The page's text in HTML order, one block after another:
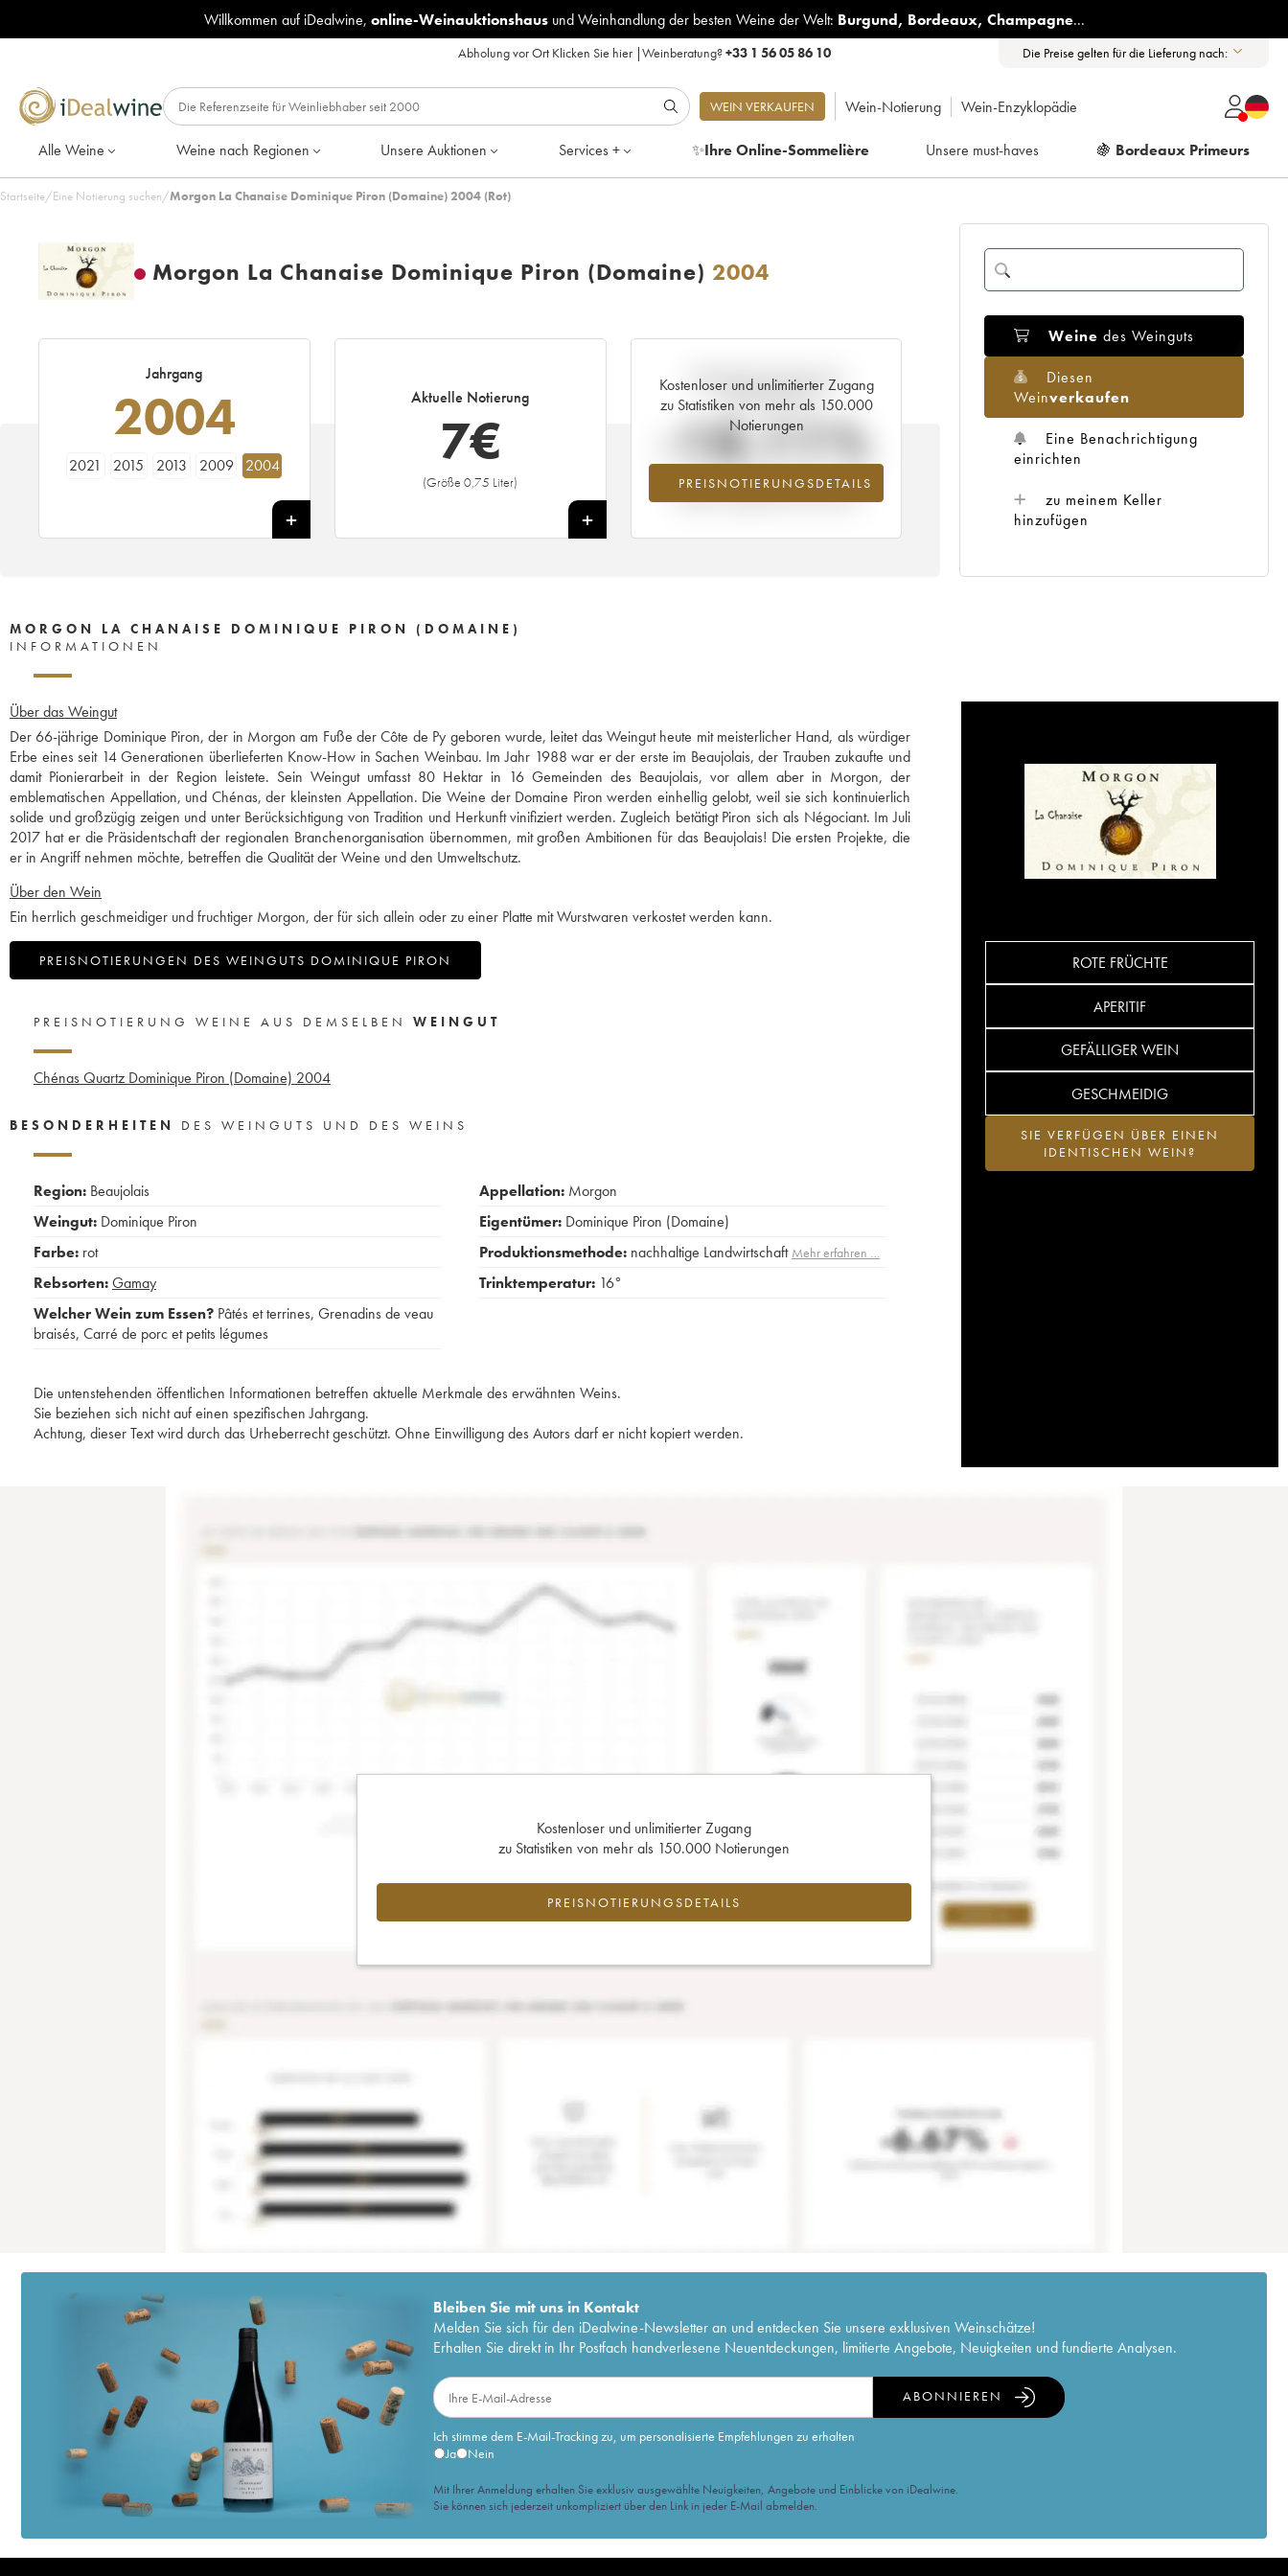
Willkommen auf iDealwine, online-Weinauktionshausund Weinhandlung der besten Weine der Welt: Burgund, Bordeaux, Champagne...
Abholung vor Ort Klicken Sie hier|Weinberatung?+33 1 56 05 86 10 Die Preise gelten für die Lieferung nach:
WEIN VERKAUFEN Wein-Notierung Wein-Enzyklopädie
Alle Weine Weine nach Regionen Unsere Auktionen Services + ✨Ihre Online-Sommelière Unsere must-haves 🍇 Bordeaux Primeurs
Startseite/Eine Notierung suchen/Morgon La Chanaise Dominique Piron (Domaine) 2004 (Rot)
Morgon La Chanaise Dominique Piron (Domaine) 2004
Jahrgang
2004
2021 2015 2013 2009 2004
Aktuelle Notierung
7€
(Größe 0,75 Liter)
+
Kostenloser und unlimitierter Zugang
zu Statistiken von mehr als 150.000
Notierungen
PREISNOTIERUNGSDETAILS
Aktuelle Entwicklung der
Preisnotierung
-18.11%
Preisabfall des Jahrgangs 2004 im Jahr
2026 im Vergleich zum Jahr 2025
Weine des Weinguts
Diesen
Weinverkaufen
Eine Benachrichtigung
einrichten
zu meinem Keller
hinzufügen
MORGON LA CHANAISE DOMINIQUE PIRON (DOMAINE)
INFORMATIONEN
Über das Weingut
Der 66-jährige Dominique Piron, der in Morgon am Fuße der Côte de Py geboren wurde, leitet das Weingut heute mit meisterlicher Hand, als würdiger
Erbe eines seit 14 Generationen überlieferten Know-How in Sachen Weinbau. Im Jahr 1988 war er der erste im Beaujolais, der Trauben zukaufte und
damit Pionierarbeit in der Region leistete. Sein Weingut umfasst 80 Hektar in 16 Gemeinden des Beaujolais, vor allem aber in Morgon, der
emblematischen Appellation, und Chénas, der kleinsten Appellation. Die Weine der Domaine Piron werden einhellig gelobt, weil sie sich kontinuierlich
solide und großzügig zeigen und unter Berücksichtigung von Tradition und Herkunft vinifiziert werden. Zugleich betätigt Piron sich als Négociant. Im Juli
2017 hat er die Präsidentschaft der regionalen Branchenorganisation übernommen, mit großen Ambitionen für das Beaujolais! Die ersten Projekte, die
er in Angriff nehmen möchte, betreffen die Qualität der Weine und den Umweltschutz.
Über den Wein
Ein herrlich geschmeidiger und fruchtiger Morgon, der für sich allein oder zu einer Platte mit Wurstwaren verkostet werden kann.
PREISNOTIERUNGEN DES WEINGUTS DOMINIQUE PIRON ROTE FRÜCHTE
APERITIF
GEFÄLLIGER WEIN
GESCHMEIDIG
SIE VERFÜGEN ÜBER EINEN
IDENTISCHEN WEIN?
PREISNOTIERUNG WEINE AUS DEMSELBEN WEINGUT
Chénas Quartz Dominique Piron (Domaine) 2004
BESONDERHEITEN DES WEINGUTS UND DES WEINS
Region: Beaujolais
Weingut: Dominique Piron
Farbe: rot
Rebsorten:Gamay
Welcher Wein zum Essen? Pâtés et terrines, Grenadins de veau
braisés, Carré de porc et petits légumes
Appellation: Morgon
Eigentümer: Dominique Piron (Domaine)
Produktionsmethode: nachhaltige Landwirtschaft Mehr erfahren …
Trinktemperatur: 16°
Die untenstehenden öffentlichen Informationen betreffen aktuelle Merkmale des erwähnten Weins.
Sie beziehen sich nicht auf einen spezifischen Jahrgang.
Achtung, dieser Text wird durch das Urheberrecht geschützt. Ohne Einwilligung des Autors darf er nicht kopiert werden.
Kostenloser und unlimitierter Zugang
zu Statistiken von mehr als 150.000 Notierungen
PREISNOTIERUNGSDETAILS
Bleiben Sie mit uns in Kontakt
Melden Sie sich für den iDealwine-Newsletter an und entdecken Sie unsere exklusiven Weinschätze!
Erhalten Sie direkt in Ihr Postfach handverlesene Neuentdeckungen, limitierte Angebote, Neuigkeiten und fundierte Analysen.
Ich stimme dem E-Mail-Tracking zu, um personalisierte Empfehlungen zu erhalten
Ja
Nein
ABONNIEREN
Mit Ihrer Anmeldung erhalten Sie exklusiv ausgewählte Neuigkeiten, Angebote und Einblicke von iDealwine.
Sie können sich jederzeit unkompliziert über den Link in jeder E-Mail abmelden.